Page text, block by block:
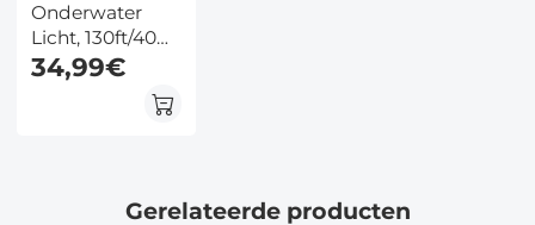
Onderwater
Licht, 130ft/40m
Waterdicht, Wit
Rood Blauw
34,99€
Gerelateerde producten